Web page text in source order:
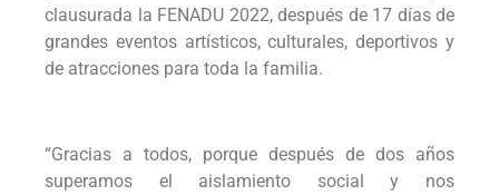
clausurada la FENADU 2022, después de 17 días de
grandes eventos artísticos, culturales, deportivos y
de atracciones para toda la familia.
“Gracias a todos, porque después de dos años
superamos el aislamiento social y nos